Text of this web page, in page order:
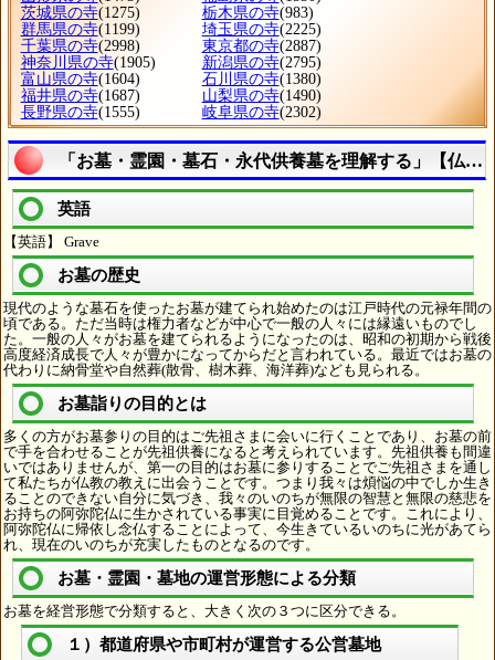
茨城県の寺(1275) 栃木県の寺(983)
群馬県の寺(1199) 埼玉県の寺(2225)
千葉県の寺(2998) 東京都の寺(2887)
神奈川県の寺(1905) 新潟県の寺(2795)
富山県の寺(1604) 石川県の寺(1380)
福井県の寺(1687) 山梨県の寺(1490)
長野県の寺(1555) 岐阜県の寺(2302)
「お墓・霊園・墓石・永代供養墓を理解する」【仏教
英語
【英語】 Grave
お墓の歴史
現代のような墓石を使ったお墓が建てられ始めたのは江戸時代の元禄年間の
頃である。ただ当時は権力者などが中心で一般の人々には縁遠いものでし
た。一般の人々がお墓を建てられるようになったのは、昭和の初期から戦後
高度経済成長で人々が豊かになってからだと言われている。最近ではお墓の
代わりに納骨堂や自然葬(散骨、樹木葬、海洋葬)なども見られる。
お墓詣りの目的とは
多くの方がお墓参りの目的はご先祖さまに会いに行くことであり、お墓の前
で手を合わせることが先祖供養になると考えられています。先祖供養も間違
いではありませんが、第一の目的はお墓に参りすることでご先祖さまを通し
て私たちが仏教の教えに出会うことです。つまり我々は煩悩の中でしか生き
ることのできない自分に気づき、我々のいのちが無限の智慧と無限の慈悲を
お持ちの阿弥陀仏に生かされている事実に目覚めることです。これにより、
阿弥陀仏に帰依し念仏することによって、今生きているいのちに光があてら
れ、現在のいのちが充実したものとなるのです。
お墓・霊園・墓地の運営形態による分類
お墓を経営形態で分類すると、大きく次の３つに区分できる。
１）都道府県や市町村が運営する公営墓地